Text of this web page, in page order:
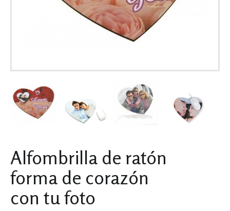
Alfombrilla de ratón
forma de corazón
con tu foto